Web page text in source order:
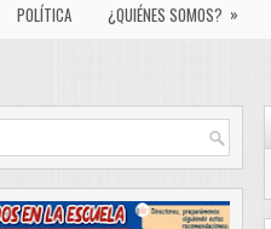
POLÍTICA ¿QUIÉNES SOMOS? »